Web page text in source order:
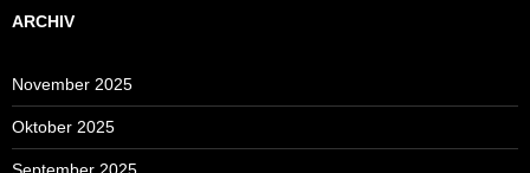
ARCHIV
November 2025
Oktober 2025